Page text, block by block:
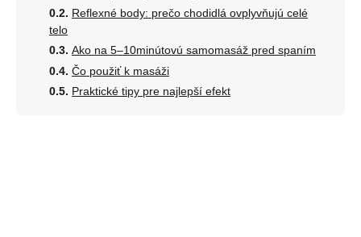
Reflexné body: prečo chodidlá ovplyvňujú celé
telo
Ako na 5–10minútovú samomasáž pred spaním
Čo použiť k masáži
Praktické tipy pre najlepší efekt